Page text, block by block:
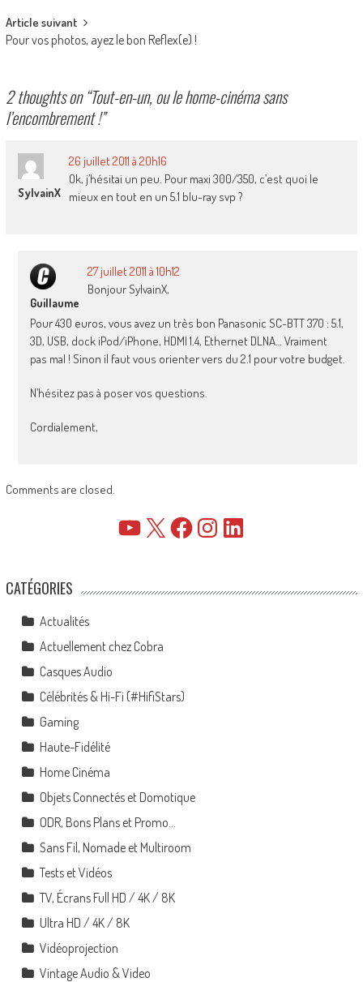
Article suivant
Pour vos photos, ayez le bon Reflex(e) !
2 thoughts on “Tout-en-un, ou le home-cinéma sans
l’encombrement !”
SylvainX
26 juillet 2011 à 20h16
Ok, j’hésitai un peu. Pour maxi 300/350, c’est quoi le
mieux en tout en un 5.1 blu-ray svp ?
Guillaume
27 juillet 2011 à 10h12
Bonjour SylvainX,
Pour 430 euros, vous avez un très bon Panasonic SC-BTT 370 : 5.1,
3D, USB, dock iPod/iPhone, HDMI 1.4, Ethernet DLNA… Vraiment
pas mal ! Sinon il faut vous orienter vers du 2.1 pour votre budget.
N’hésitez pas à poser vos questions.
Cordialement,
Comments are closed.
YouTube FacebookInstagramLinkedIn
CATÉGORIES
Actualités
Actuellement chez Cobra
Casques Audio
Célébrités & Hi-Fi (#HifiStars)
Gaming
Haute-Fidélité
Home Cinéma
Objets Connectés et Domotique
ODR, Bons Plans et Promo…
Sans Fil, Nomade et Multiroom
Tests et Vidéos
TV, Écrans Full HD / 4K / 8K
Ultra HD / 4K / 8K
Vidéoprojection
Vintage Audio & Video